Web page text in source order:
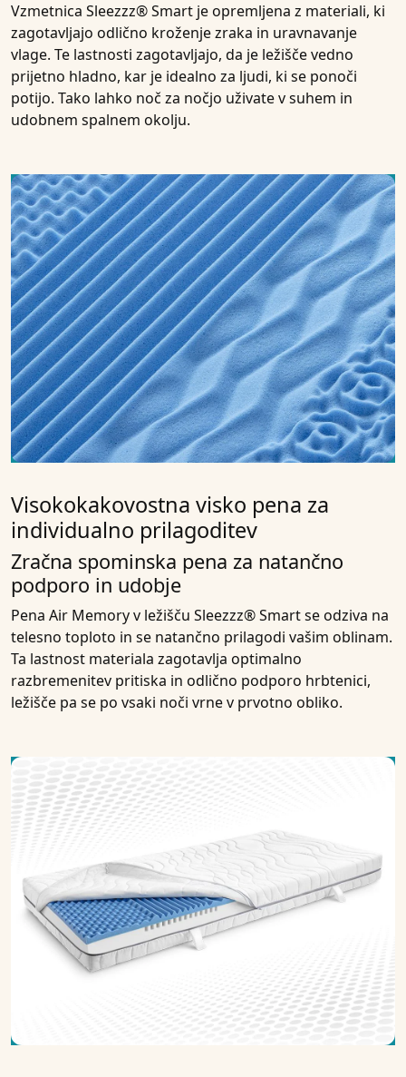
Vzmetnica Sleezzz® Smart je opremljena z materiali, ki
zagotavljajo odlično kroženje zraka in uravnavanje
vlage. Te lastnosti zagotavljajo, da je ležišče vedno
prijetno hladno, kar je idealno za ljudi, ki se ponoči
potijo. Tako lahko noč za nočjo uživate v suhem in
udobnem spalnem okolju.
Visokokakovostna visko pena za
individualno prilagoditev
Zračna spominska pena za natančno
podporo in udobje
Pena Air Memory v ležišču Sleezzz® Smart se odziva na
telesno toploto in se natančno prilagodi vašim oblinam.
Ta lastnost materiala zagotavlja optimalno
razbremenitev pritiska in odlično podporo hrbtenici,
ležišče pa se po vsaki noči vrne v prvotno obliko.